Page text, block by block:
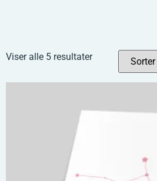
Viser alle 5 resultater